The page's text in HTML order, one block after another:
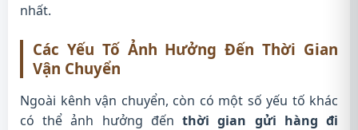
nhất.
Các Yếu Tố Ảnh Hưởng Đến Thời Gian
Vận Chuyển
Ngoài kênh vận chuyển, còn có một số yếu tố khác
có thể ảnh hưởng đếnthời gian gửi hàng đi